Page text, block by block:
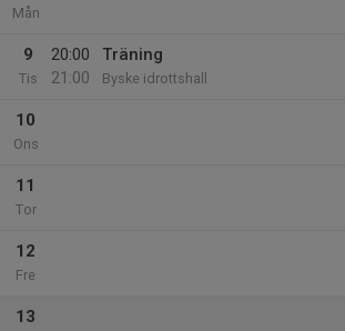
Mån
9
Tis
20:00
21:00
Träning
Byske idrottshall
10
Ons
11
Tor
12
Fre
13